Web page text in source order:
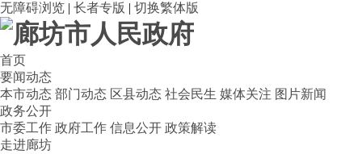
无障碍浏览 | 长者专版 | 切换繁体版
首页
要闻动态
本市动态 部门动态 区县动态 社会民生 媒体关注 图片新闻
政务公开
市委工作 政府工作 信息公开 政策解读
走进廊坊